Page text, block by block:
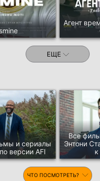
Агент
ЕЩЕ
и сериалы
версии AFI
Все
Энтони
ЧТО ПОСМОТРЕТЬ?